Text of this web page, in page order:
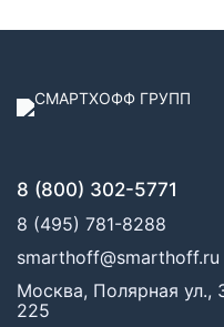
8 (800) 302-5771
8 (495) 781-8288
smarthoff@smarthoff.ru
Москва, Полярная ул.,
225